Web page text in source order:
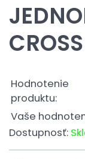
Hodnotenie
produktu:
Vaše
Dostupnosť: